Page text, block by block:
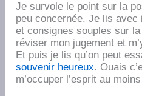
Je survole le point sur la
peu concernée. Je lis
et consignes souples sur
réviser mon jugement et
Et puis je lis qu’on peut
souvenir heureux. Ouais
m’occuper l’esprit au